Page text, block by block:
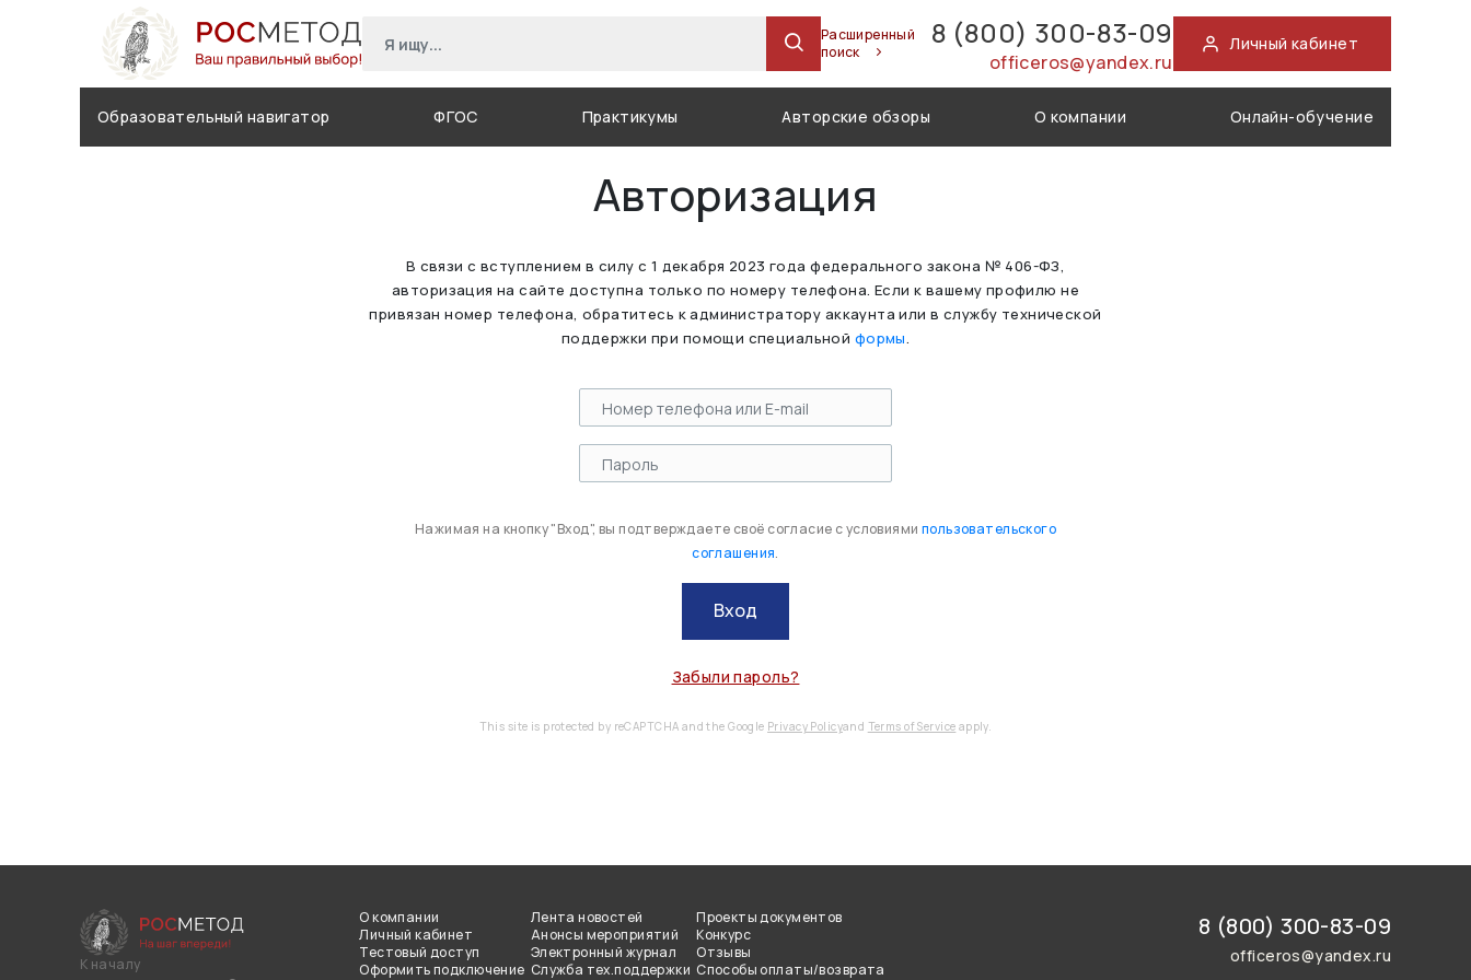
Расширенный
поиск
8 (800) 300-83-09
officeros@yandex.ru
Личный кабинет
Образовательный навигатор ФГОС Практикумы Авторские обзоры О компании Онлайн-обучение
Авторизация
В связи с вступлением в силу с 1 декабря 2023 года федерального закона № 406-ФЗ,
авторизация на сайте доступна только по номеру телефона. Если к вашему профилю не
привязан номер телефона, обратитесь к администратору аккаунта или в службу технической
поддержки при помощи специальной формы.
Нажимая на кнопку "Вход", вы подтверждаете своё согласие с условиями пользовательского
соглашения.
Вход
Забыли пароль?
This site is protected by reCAPTCHA and the Google Privacy Policyand Terms of Service apply.
К началу
О компании
Личный кабинет
Тестовый доступ
Оформить подключение
Лента новостей
Анонсы мероприятий
Электронный журнал
Служба тех.поддержки
Проекты документов
Конкурс
Отзывы
Способы оплаты/возврата
8 (800) 300-83-09
officeros@yandex.ru